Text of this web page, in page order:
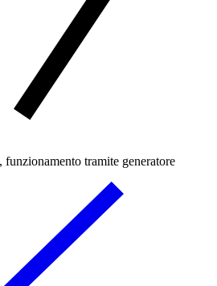
tramite generatore